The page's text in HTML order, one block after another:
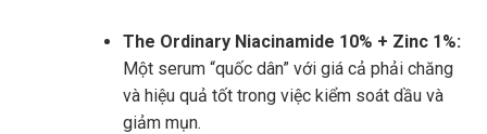
The Ordinary Niacinamide 10% + Zinc 1%:
Một serum “quốc dân” với giá cả phải chăng
và hiệu quả tốt trong việc kiểm soát dầu và
giảm mụn.